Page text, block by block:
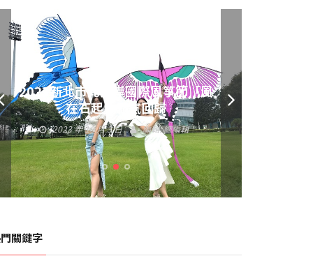
黃偉哲發放武聖夜市加碼夜市消費
券 呼籲做好登革熱防疫
2023 年 9 月 23 日 編輯:總編輯
關鍵字